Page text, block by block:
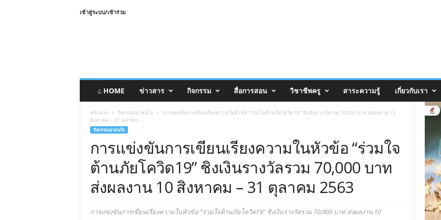
เข้าสู่ระบบ/เข้าร่วม
⌂ HOME ข่าวสาร กิจกรรม สื่อการสอน วิชาชีพครู สาระความรู้ เกี่ยวกับเรา
หน้าแรก กิจกรรมน่าสนใจ
การแข่งขันการเขียนเรียงความในหัวข้อ “ร่วมใจต้านภัยโควิด19” ชิงเงินรางวัลรวม 70,000 บาท ส่งผลงาน 10
สิงหาคม – 31 ตุลาคม ...
กิจกรรมน่าสนใจ
การแข่งขันการเขียนเรียงความในหัวข้อ “ร่วมใจ
ต้านภัยโควิด19” ชิงเงินรางวัลรวม 70,000 บาท
ส่งผลงาน 10 สิงหาคม – 31 ตุลาคม 2563
การแข่งขันการเขียนเรียงความในหัวข้อ “ร่วมใจต้านภัยโควิด19” ชิงเงินรางวัลรวม 70,000 บาท ส่งผลงาน 10